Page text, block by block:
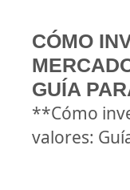
CÓMO
GUÍA
**Cómo
valores: